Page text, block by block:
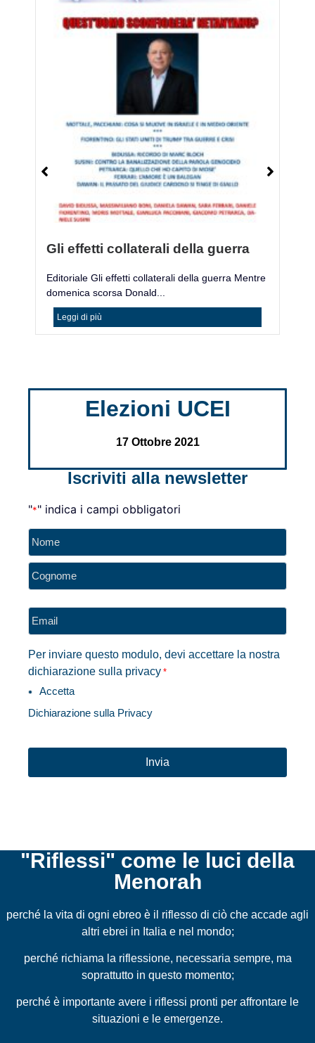
Gli effetti collaterali della guerra
Editoriale Gli effetti collaterali della guerra Mentre
domenica scorsa Donald...
Leggi di più
Elezioni UCEI
17 Ottobre 2021
Iscriviti alla newsletter
"*" indica i campi obbligatori
Nome
*
Email
*
Per inviare questo modulo, devi accettare la nostra
dichiarazione sulla privacy *
Accetta
Dichiarazione sulla Privacy
"Riflessi" come le luci della
Menorah
perché la vita di ogni ebreo è il riflesso di ciò che accade agli
altri ebrei in Italia e nel mondo;
perché richiama la riflessione, necessaria sempre, ma
soprattutto in questo momento;
perché è importante avere i riflessi pronti per affrontare le
situazioni e le emergenze.